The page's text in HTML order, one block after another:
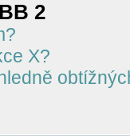
2
X?